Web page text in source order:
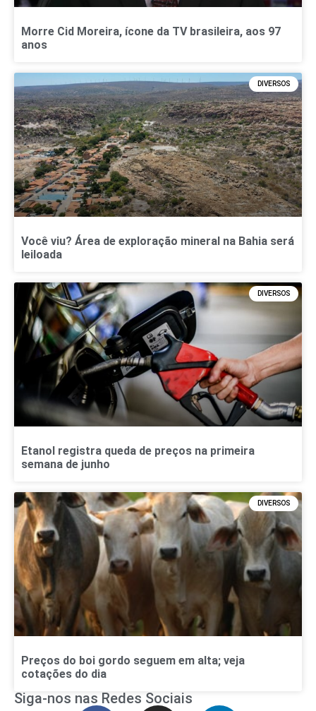
Morre Cid Moreira, ícone da TV brasileira, aos 97
anos
DIVERSOS
Você viu? Área de exploração mineral na Bahia será
leiloada
DIVERSOS
Etanol registra queda de preços na primeira
semana de junho
DIVERSOS
Preços do boi gordo seguem em alta; veja
cotações do dia
Siga-nos nas Redes Sociais